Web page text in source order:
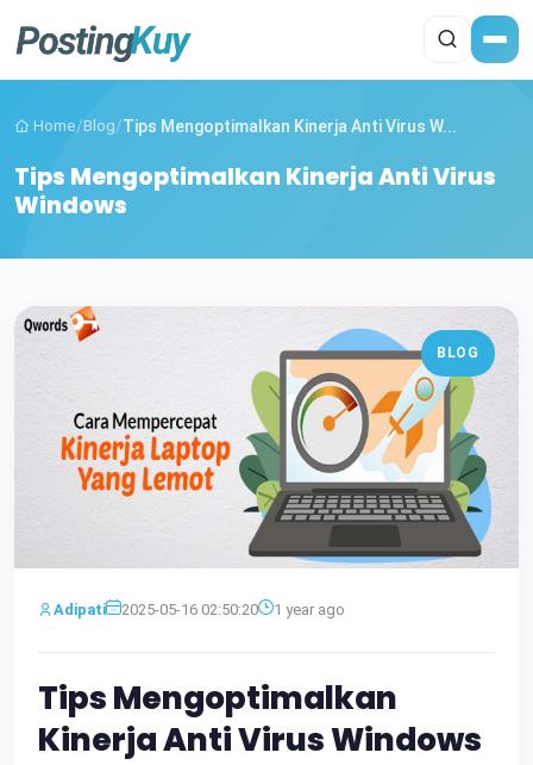
Home/Blog/Tips Mengoptimalkan Kinerja Anti Virus W...
Tips Mengoptimalkan Kinerja Anti Virus
Windows
BLOG
Adipati 2025-05-16 02:50:20 1 year ago
Tips Mengoptimalkan
Kinerja Anti Virus Windows